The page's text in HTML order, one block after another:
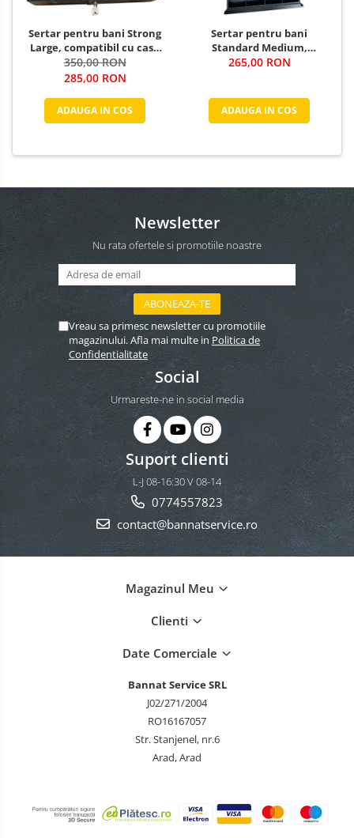
Sertar pentru bani Strong
Large, compatibil cu case
de marcat, negru
350,00 RON
285,00 RON
ADAUGA IN COS
Sertar pentru bani
Standard Medium,
compatibil cu case de
265,00 RON
ADAUGA IN COS
Newsletter
Nu rata ofertele si promotiile noastre
Vreau sa primesc newsletter cu promotiile
magazinului. Afla mai multe in Politica de
Confidentialitate
Social
Urmareste-ne in social media
Suport clienti
L-J 08-16:30 V 08-14
0774557823
contact@bannatservice.ro
Magazinul Meu
Clienti
Date Comerciale
Bannat Service SRL
J02/271/2004
RO16167057
Str. Stanjenel, nr.6
Arad, Arad